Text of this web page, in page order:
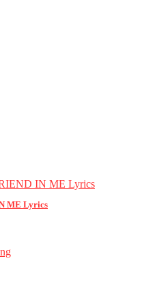
ME Lyrics